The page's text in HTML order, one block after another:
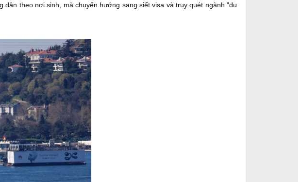
theo nơi sinh, mà chuyển hướng sang siết visa và truy quét ngành "du